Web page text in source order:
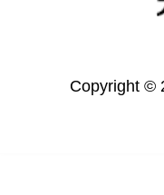
Copyright ©